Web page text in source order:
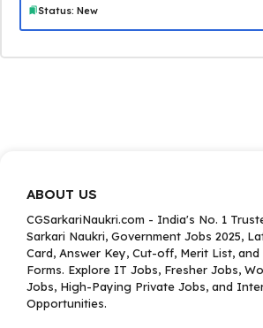
Status: New
ABOUT US
CGSarkariNaukri.com - India's No. 1
Sarkari Naukri, Government Jobs 2025,
Card, Answer Key, Cut-off, Merit List,
Forms. Explore IT Jobs, Fresher Jobs,
Jobs, High-Paying Private Jobs, and
Opportunities.